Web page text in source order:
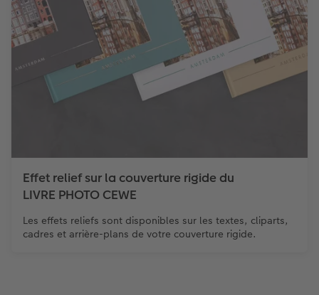
Effet relief sur la couverture rigide du
LIVRE PHOTO CEWE
Les effets reliefs sont disponibles sur les textes, cliparts,
cadres et arrière-plans de votre couverture rigide.